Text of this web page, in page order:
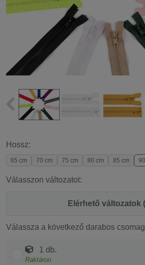
Hossz:
65 cm 70 cm 75 cm 80 cm 85 cm
Válasszon változatot:
Elérhető változatok
Válassza a következő darabos
1 db.
Raktáron